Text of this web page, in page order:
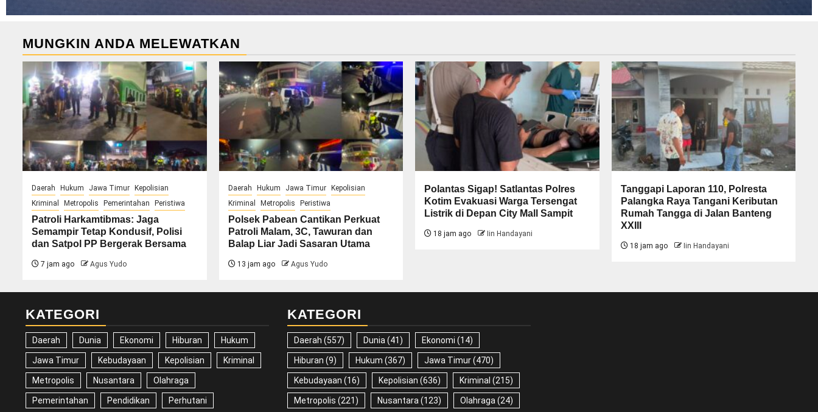
MUNGKIN ANDA MELEWATKAN
Daerah Hukum Jawa Timur
Kepolisian
Kriminal
Metropolis Pemerintahan Peristiwa
Patroli Harkamtibmas: Jaga
Semampir Tetap Kondusif, Polisi
dan Satpol PP Bergerak Bersama
7 jam ago Agus Yudo
Daerah Hukum Jawa Timur
Kepolisian
Kriminal
Metropolis Peristiwa
Polsek Pabean Cantikan Perkuat
Patroli Malam, 3C, Tawuran dan
Balap Liar Jadi Sasaran Utama
13 jam ago Agus Yudo
Polantas Sigap! Satlantas Polres
Kotim Evakuasi Warga Tersengat
Listrik di Depan City Mall Sampit
18 jam ago Iin Handayani
Tanggapi Laporan 110, Polresta
Palangka Raya Tangani Keributan
Rumah Tangga di Jalan Banteng
XXIII
18 jam ago Iin Handayani
KATEGORI
Daerah Dunia Ekonomi Hiburan Hukum
Jawa Timur Kebudayaan Kepolisian Kriminal
Metropolis Nusantara Olahraga
Pemerintahan Pendidikan Perhutani
KATEGORI
Daerah (557) Dunia (41) Ekonomi (14)
Hiburan (9) Hukum (367) Jawa Timur(470)
Kebudayaan (16) Kepolisian (636) Kriminal (215)
Metropolis (221) Nusantara (123) Olahraga (24)